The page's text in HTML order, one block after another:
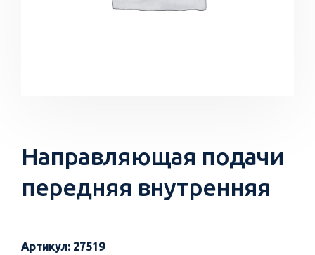
Направляющая подачи
передняя внутренняя
Артикул: 27519